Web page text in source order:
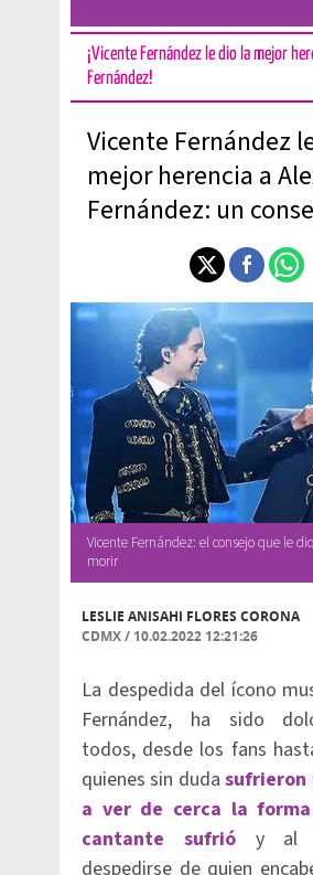
¡Vicente Fernández le dio la mejor
Fernández!
Vicente Fernández
mejor herencia a
Fernández: un
Vicente Fernández: el consejo que le
morir
LESLIE ANISAHI FLORES CORONA
CDMX/ 10.02.2022 12:21:26
La despedida del ícono
Fernández, ha sido
todos, desde los fans
quienes sin dudasufrieron
a ver de cerca la
cantante sufrió y al
despedirse de quien